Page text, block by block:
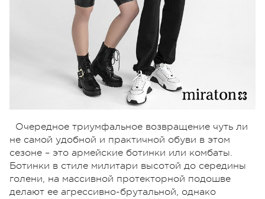
Очередное триумфальное возвращение чуть ли
не самой удобной и практичной обуви в этом
сезоне – это армейские ботинки или комбаты.
Ботинки в стиле милитари высотой до середины
голени, на массивной протекторной подошве
делают ее агрессивно-брутальной, однако